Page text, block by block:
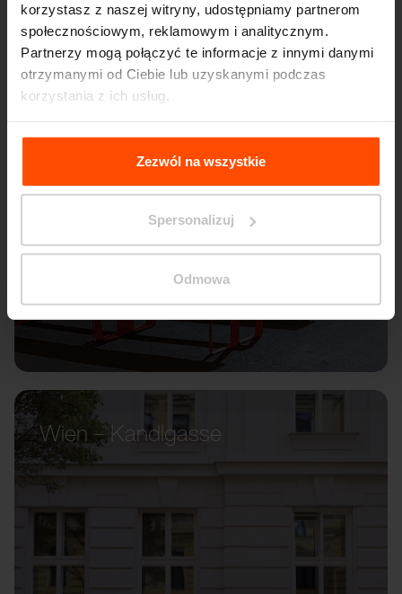
korzystasz z naszej witryny, udostępniamy partnerom
społecznościowym, reklamowym i analitycznym.
Partnerzy mogą połączyć te informacje z innymi danymi
otrzymanymi od Ciebie lub uzyskanymi podczas
korzystania z ich usług.
Więcej informacji można znaleźć na stroniePrinciples
Relating to the Processing Personal Data
Zezwól na wszystkie
Spersonalizuj
Odmowa
Wien – Kandlgasse